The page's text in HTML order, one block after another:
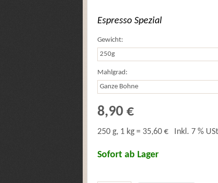
Espresso Spezial
Gewicht:
Mahlgrad:
8,90 €
250 g, 1 kg = 35,60 € Inkl. 7 %
Sofort ab Lager